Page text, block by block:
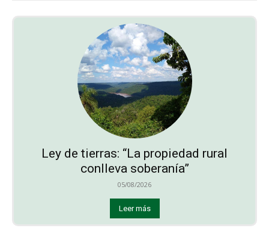
Ley de tierras: “La propiedad rural
conlleva soberanía”
05/08/2026
Leer más